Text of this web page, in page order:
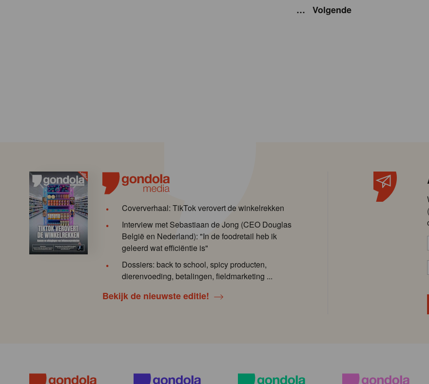
… Volgende
Coververhaal: TikTok verovert de winkelrekken
Interview met Sebastiaan de Jong (CEO Douglas
België en Nederland): "In de foodretail heb ik
geleerd wat efficiëntie is"
Dossiers: back to school, spicy producten,
dierenvoeding, betalingen, fieldmarketing ...
Bekijk de nieuwste editie!